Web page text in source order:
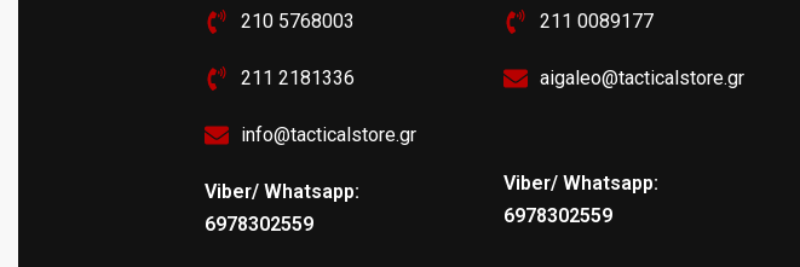
210 5768003
211 2181336
info@tacticalstore.gr
Viber/ Whatsapp:
6978302559
211 0089177
aigaleo@tacticalstore.gr
Viber/ Whatsapp:
6978302559